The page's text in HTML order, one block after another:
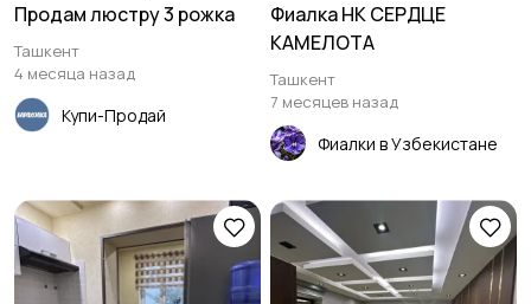
Продам люстру 3 рожка
Ташкент
4 месяца назад
Купи-Продай
Фиалка НК СЕРДЦЕ
КАМЕЛОТА
Ташкент
7 месяцев назад
Фиалки в Узбекистане